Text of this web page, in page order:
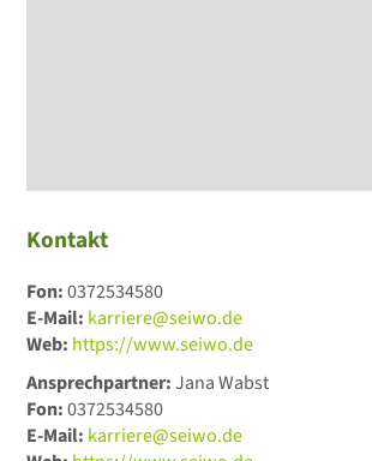
Kontakt
Fon:0372534580
E-Mail: karriere@seiwo.de
Web: https://www.seiwo.de
Ansprechpartner:Jana Wabst
Fon:0372534580
E-Mail: karriere@seiwo.de